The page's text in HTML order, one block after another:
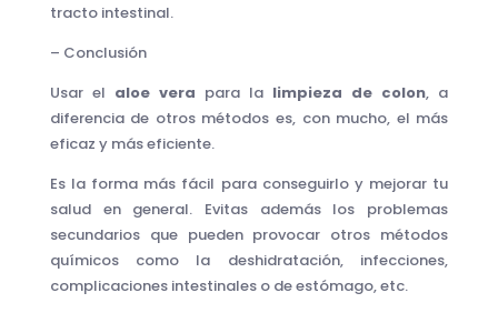
tracto intestinal.
– Conclusión
Usar el aloe vera para la limpieza de colon, a
diferencia de otros métodos es, con mucho, el más
eficaz y más eficiente.
Es la forma más fácil para conseguirlo y mejorar tu
salud en general. Evitas además los problemas
secundarios que pueden provocar otros métodos
químicos como la deshidratación, infecciones,
complicaciones intestinales o de estómago, etc.